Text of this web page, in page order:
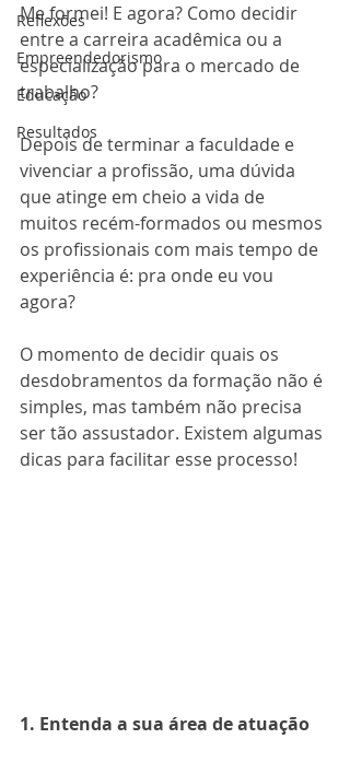
Reflexões
Empreendedorismo
Educação
Resultados
Me formei! E agora? Como decidir
entre a carreira acadêmica ou a
especialização para o mercado de
trabalho?
Depois de terminar a faculdade e
vivenciar a profissão, uma dúvida
que atinge em cheio a vida de
muitos recém-formados ou mesmos
os profissionais com mais tempo de
experiência é: pra onde eu vou
agora?
O momento de decidir quais os
desdobramentos da formação não é
simples, mas também não precisa
ser tão assustador. Existem algumas
dicas para facilitar esse processo!
1. Entenda a sua área de atuação